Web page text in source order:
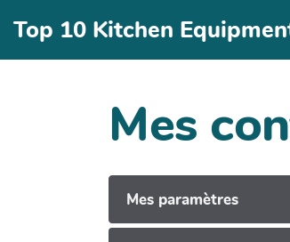
Aller au contenu principal
Top 10 Kitchen
Mes
Mes paramètres